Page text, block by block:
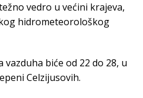
vedro u većini krajeva,
hidrometeorološkog
biće od 22 do 28, u
Celzijusovih.